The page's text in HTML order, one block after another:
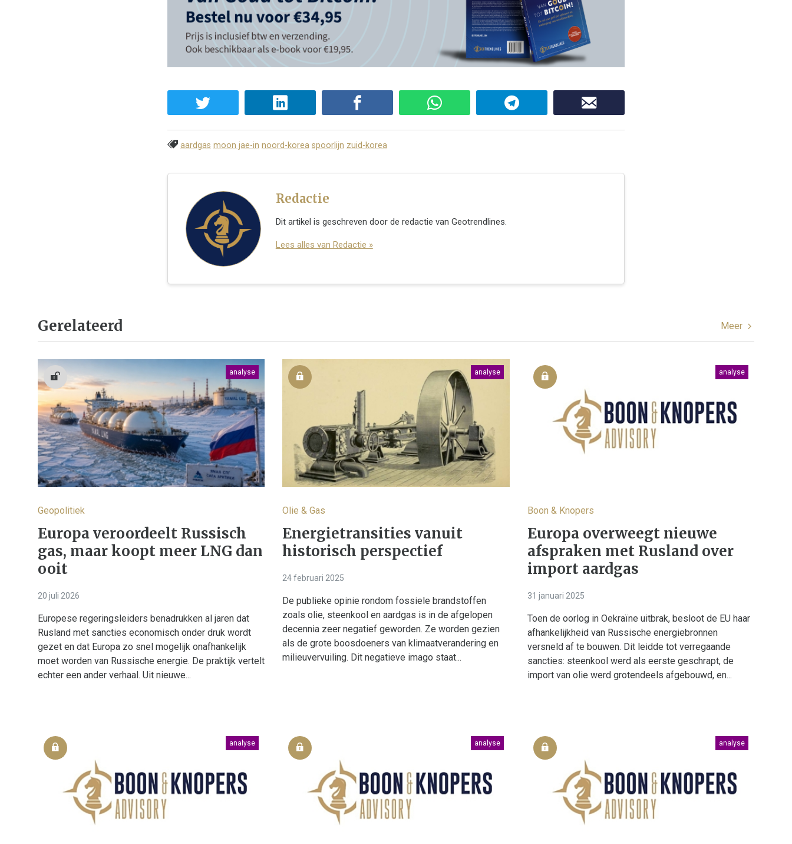
aardgas moon jae-in noord-korea spoorlijn zuid-korea
Redactie
Dit artikel is geschreven door de redactie van Geotrendlines.
Lees alles van Redactie »
Gerelateerd Meer
analyse
Geopolitiek
Europa veroordeelt Russisch
gas, maar koopt meer LNG dan
ooit
20 juli 2026
Europese regeringsleiders benadrukken al jaren dat
Rusland met sancties economisch onder druk wordt
gezet en dat Europa zo snel mogelijk onafhankelijk
moet worden van Russische energie. De praktijk vertelt
echter een ander verhaal. Uit nieuwe...
analyse
Olie & Gas
Energietransities vanuit
historisch perspectief
24 februari 2025
De publieke opinie rondom fossiele brandstoffen
zoals olie, steenkool en aardgas is in de afgelopen
decennia zeer negatief geworden. Ze worden gezien
als de grote boosdoeners van klimaatverandering en
milieuvervuiling. Dit negatieve imago staat...
analyse
Boon & Knopers
Europa overweegt nieuwe
afspraken met Rusland over
import aardgas
31 januari 2025
Toen de oorlog in Oekraïne uitbrak, besloot de EU haar
afhankelijkheid van Russische energiebronnen
versneld af te bouwen. Dit leidde tot verregaande
sancties: steenkool werd als eerste geschrapt, de
import van olie werd grotendeels afgebouwd, en...
analyse analyse analyse